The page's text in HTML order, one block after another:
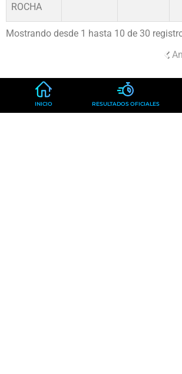
ROCHA
Mostrando desde 1 hasta 10 de 30
INICIO RESULTADOS OFICIALES